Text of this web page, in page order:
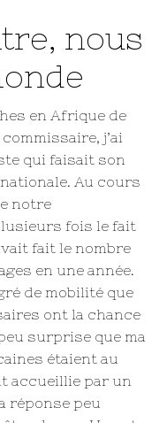
nous
en Afrique de
j’ai
qui faisait son
Au cours
notre
fois le fait
fait le nombre
en une année.
de mobilité que
ont la chance
surprise que ma
étaient au
accueillie par un
réponse peu